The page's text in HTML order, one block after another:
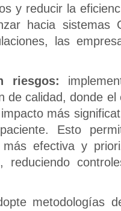
y reducir la
hacia sistemas
las
riesgos:
de calidad, donde
más
Esto
efectiva y
reduciendo
metodologías